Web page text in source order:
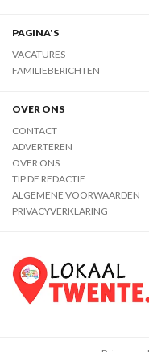
PAGINA'S
VACATURES
FAMILIEBERICHTEN
OVER ONS
CONTACT
ADVERTEREN
OVER ONS
TIP DE REDACTIE
ALGEMENE VOORWAARDEN
PRIVACYVERKLARING